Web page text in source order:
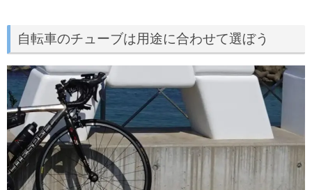
自転車のチューブは用途に合わせて選ぼう